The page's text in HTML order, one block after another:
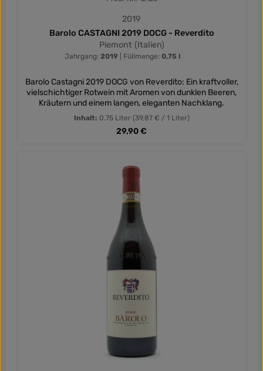
2019
Barolo CASTAGNI 2019 DOCG - Reverdito
Piemont (Italien)
Jahrgang:2019 Füllmenge:0,75 l
Barolo Castagni 2019 DOCG von Reverdito: Ein kraftvoller,
vielschichtiger Rotwein mit Aromen von dunklen Beeren,
Kräutern und einem langen, eleganten Nachklang.
Inhalt: 0.75 Liter (39,87 € / 1 Liter)
Regulärer Preis:
29,90 €